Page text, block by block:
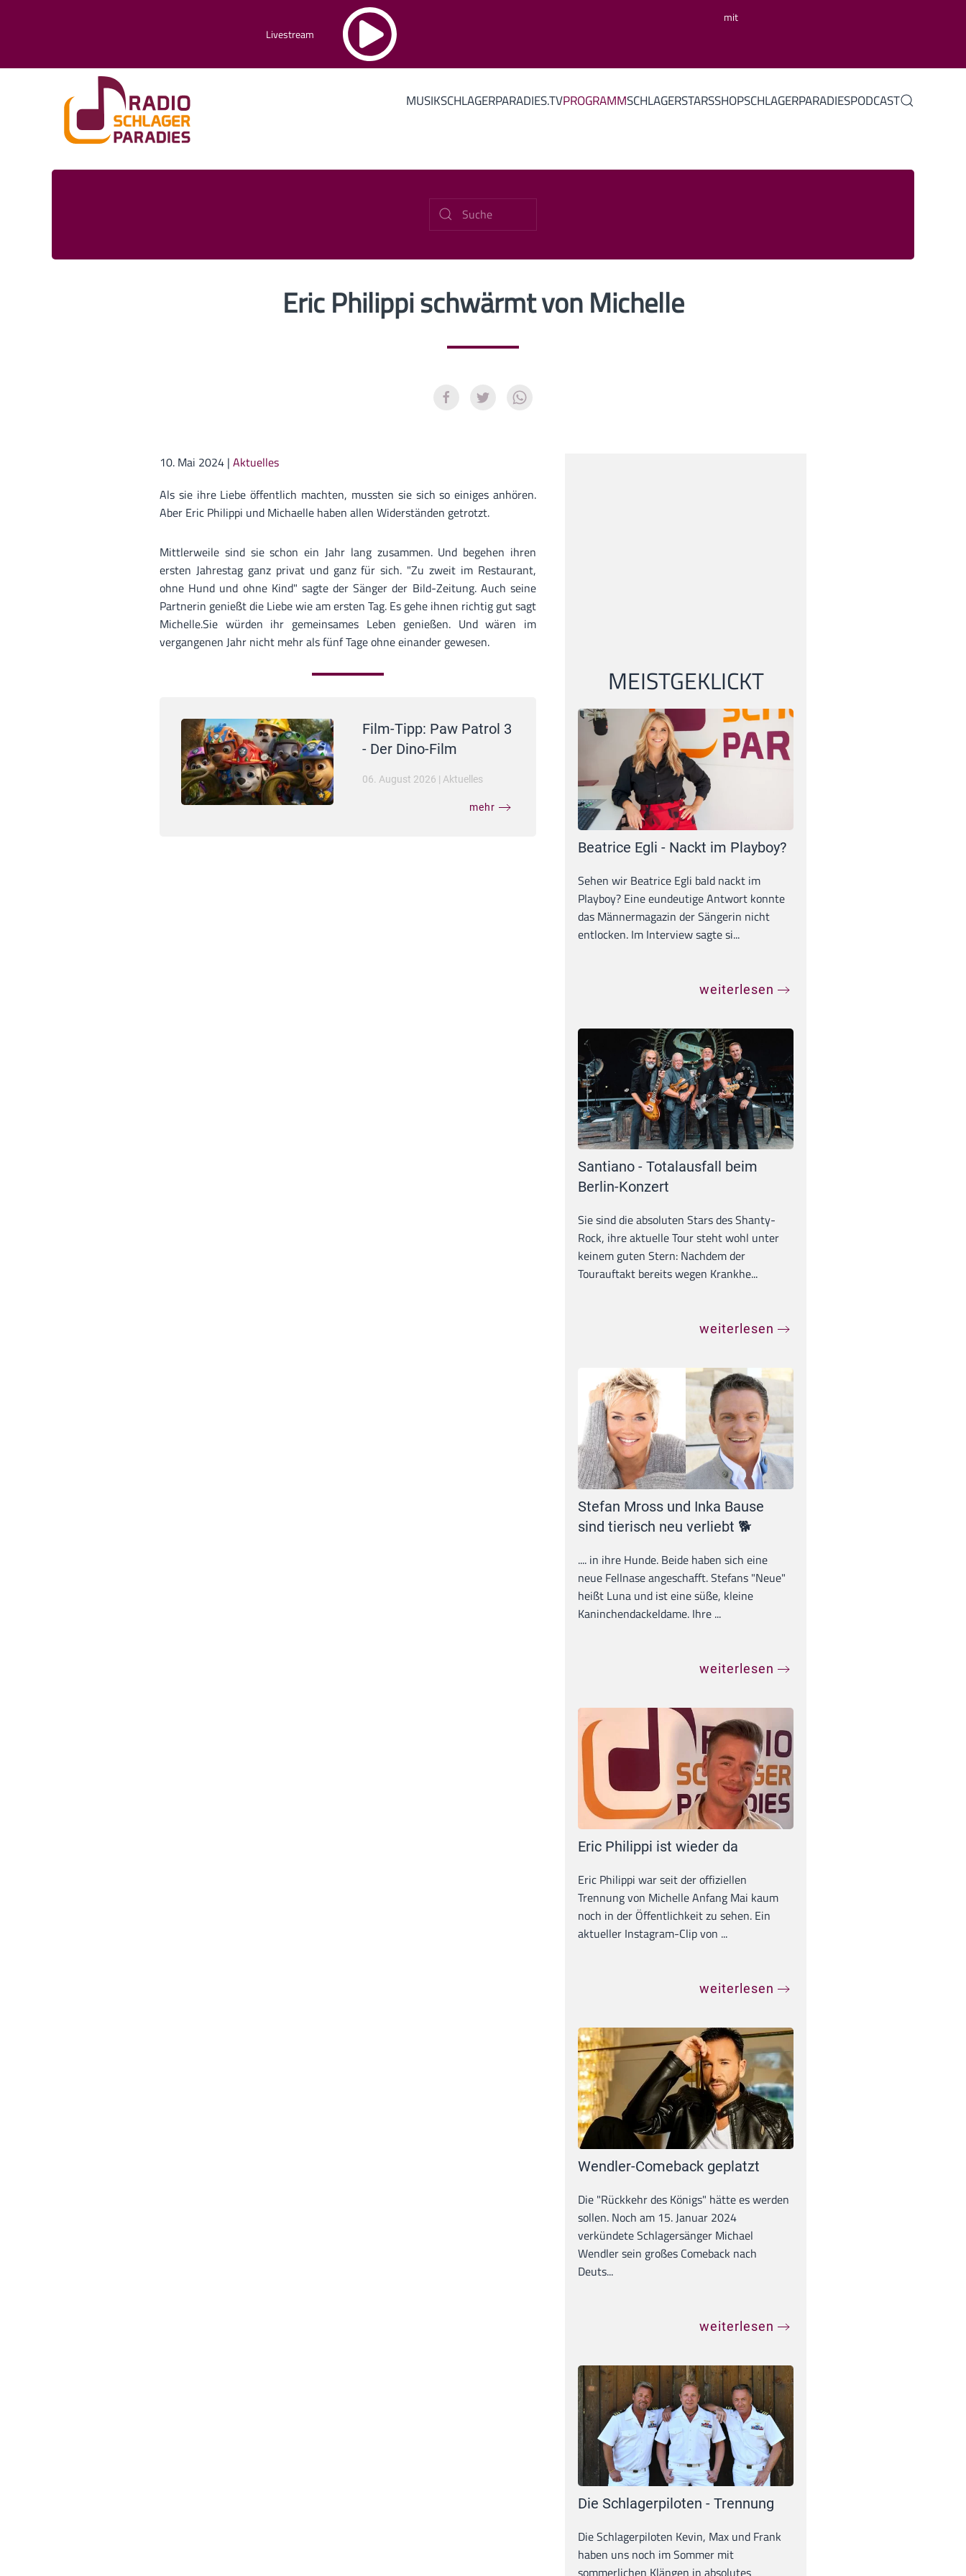
Livestream
mit
MUSIKSCHLAGERPARADIES.TVPROGRAMMSCHLAGERSTARSSHOPSCHLAGERPARADIESPODCAST
Eric Philippi schwärmt von Michelle
10. Mai 2024 | Aktuelles
Als sie ihre Liebe öffentlich machten, mussten sie sich so einiges anhören.
Aber Eric Philippi und Michaelle haben allen Widerständen getrotzt.
Mittlerweile sind sie schon ein Jahr lang zusammen. Und begehen ihren
ersten Jahrestag ganz privat und ganz für sich. "Zu zweit im Restaurant,
ohne Hund und ohne Kind" sagte der Sänger der Bild-Zeitung. Auch seine
Partnerin genießt die Liebe wie am ersten Tag. Es gehe ihnen richtig gut sagt
Michelle.Sie würden ihr gemeinsames Leben genießen. Und wären im
vergangenen Jahr nicht mehr als fünf Tage ohne einander gewesen.
Film-Tipp: Paw Patrol 3
- Der Dino-Film
06. August 2026 | Aktuelles
mehr
MEISTGEKLICKT
Beatrice Egli - Nackt im Playboy?
Sehen wir Beatrice Egli bald nackt im
Playboy? Eine eundeutige Antwort konnte
das Männermagazin der Sängerin nicht
entlocken. Im Interview sagte si...
weiterlesen
Santiano - Totalausfall beim
Berlin-Konzert
Sie sind die absoluten Stars des Shanty-
Rock, ihre aktuelle Tour steht wohl unter
keinem guten Stern: Nachdem der
Tourauftakt bereits wegen Krankhe...
weiterlesen
Stefan Mross und Inka Bause
sind tierisch neu verliebt 🐕
.... in ihre Hunde. Beide haben sich eine
neue Fellnase angeschafft. Stefans "Neue"
heißt Luna und ist eine süße, kleine
Kaninchendackeldame. Ihre ...
weiterlesen
Eric Philippi ist wieder da
Eric Philippi war seit der offiziellen
Trennung von Michelle Anfang Mai kaum
noch in der Öffentlichkeit zu sehen. Ein
aktueller Instagram-Clip von ...
weiterlesen
Wendler-Comeback geplatzt
Die "Rückkehr des Königs" hätte es werden
sollen. Noch am 15. Januar 2024
verkündete Schlagersänger Michael
Wendler sein großes Comeback nach
Deuts...
weiterlesen
Die Schlagerpiloten - Trennung
Die Schlagerpiloten Kevin, Max und Frank
haben uns noch im Sommer mit